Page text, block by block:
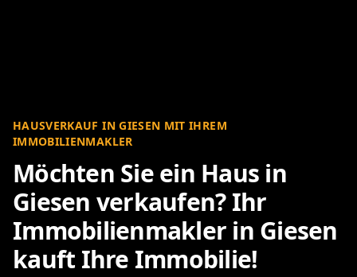
HAUSVERKAUF IN GIESEN MIT IHREM
IMMOBILIENMAKLER
Möchten Sie ein Haus in
Giesen verkaufen? Ihr
Immobilienmakler in Giesen
kauft Ihre Immobilie!